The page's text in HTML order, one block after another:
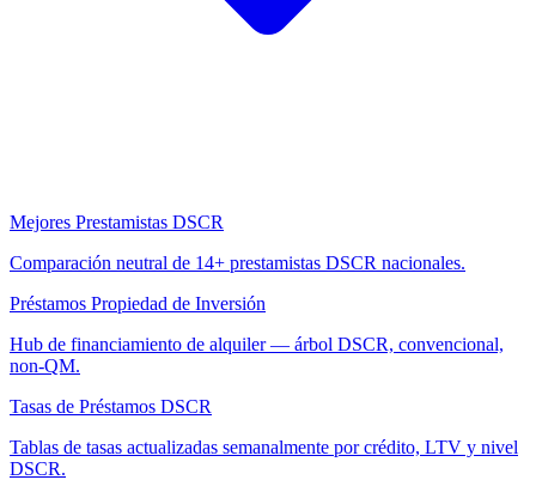
Mejores Prestamistas DSCR
Comparación neutral de 14+ prestamistas DSCR nacionales.
Préstamos Propiedad de Inversión
Hub de financiamiento de alquiler — árbol DSCR, convencional,
non-QM.
Tasas de Préstamos DSCR
Tablas de tasas actualizadas semanalmente por crédito, LTV y nivel
DSCR.